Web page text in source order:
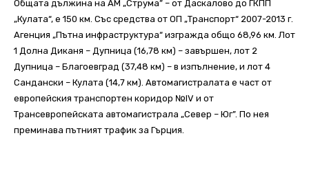
Общата дължина на АМ „Струма” – от Даскалово до ГКПП
„Кулата“, е 150 км. Със средства от ОП „Транспорт“ 2007-2013 г.
Агенция „Пътна инфраструктура“ изгражда общо 68,96 км. Лот
1 Долна Диканя – Дупница (16,78 км) – завършен, лот 2
Дупница – Благоевград (37,48 км) – в изпълнение, и лот 4
Сандански – Кулата (14,7 км). Автомагистралата е част от
европейския транспортен коридор №IV и от
Трансевропейската автомагистрала „Север – Юг”. По нея
преминава пътният трафик за Гърция.